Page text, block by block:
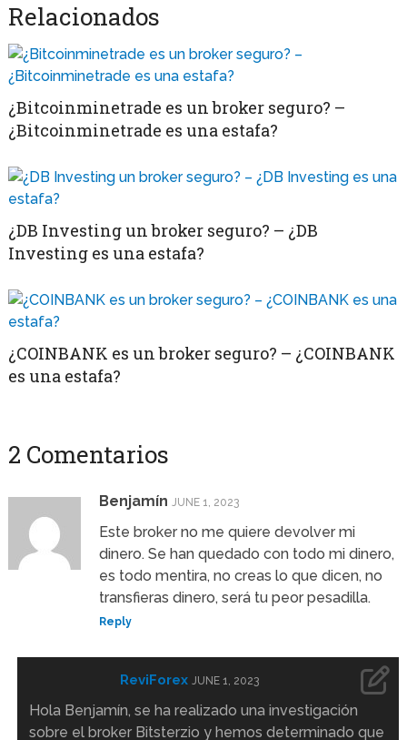
Relacionados
¿Bitcoinminetrade es un broker seguro? –
¿Bitcoinminetrade es una estafa?
¿DB Investing un broker seguro? – ¿DB
Investing es una estafa?
¿COINBANK es un broker seguro? – ¿COINBANK
es una estafa?
2 Comentarios
Benjamín JUNE 1, 2023
Este broker no me quiere devolver mi
dinero. Se han quedado con todo mi dinero,
es todo mentira, no creas lo que dicen, no
transfieras dinero, será tu peor pesadilla.
Reply
ReviForex JUNE 1, 2023
Hola Benjamín, se ha realizado una investigación
sobre el broker Bitsterzio y hemos determinado que